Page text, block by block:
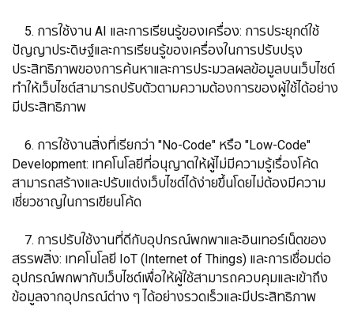
5. การใช้งาน AI และการเรียนรู้ของเครื่อง: การประยุกต์ใช้
ปัญญาประดิษฐ์และการเรียนรู้ของเครื่องในการปรับปรุง
ประสิทธิภาพของการค้นหาและการประมวลผลข้อมูลบนเว็บไซต์
ทำให้เว็บไซต์สามารถปรับตัวตามความต้องการของผู้ใช้ได้อย่าง
มีประสิทธิภาพ
6. การใช้งานสิ่งที่เรียกว่า "No-Code" หรือ "Low-Code"
Development: เทคโนโลยีที่อนุญาตให้ผู้ไม่มีความรู้เรื่องโค้ด
สามารถสร้างและปรับแต่งเว็บไซต์ได้ง่ายขึ้นโดยไม่ต้องมีความ
เชี่ยวชาญในการเขียนโค้ด
7. การปรับใช้งานที่ดีกับอุปกรณ์พกพาและอินเทอร์เน็ตของ
สรรพสิ่ง: เทคโนโลยี IoT (Internet of Things) และการเชื่อมต่อ
อุปกรณ์พกพากับเว็บไซต์เพื่อให้ผู้ใช้สามารถควบคุมและเข้าถึง
ข้อมูลจากอุปกรณ์ต่าง ๆ ได้อย่างรวดเร็วและมีประสิทธิภาพ